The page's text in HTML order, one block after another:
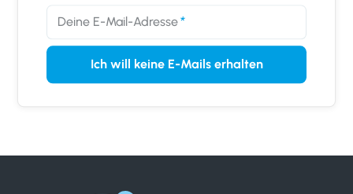
Deine E-Mail-Adresse
Ich will keine E-Mails erhalten